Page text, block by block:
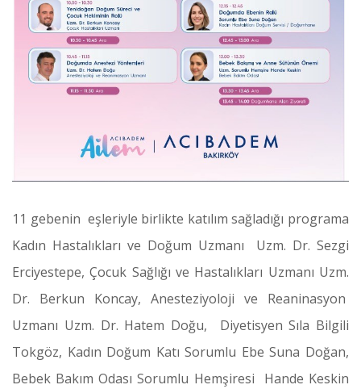
11 gebenin eşleriyle birlikte katılım sağladığı programa
Kadın Hastalıkları ve Doğum Uzmanı Uzm. Dr. Sezgi
Erciyestepe, Çocuk Sağlığı ve Hastalıkları Uzmanı Uzm.
Dr. Berkun Koncay, Anesteziyoloji ve Reaninasyon
Uzmanı Uzm. Dr. Hatem Doğu, Diyetisyen Sıla Bilgili
Tokgöz, Kadın Doğum Katı Sorumlu Ebe Suna Doğan,
Bebek Bakım Odası Sorumlu Hemşiresi Hande Keskin